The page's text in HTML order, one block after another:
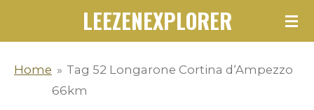
LEEZENEXPLORER
Home » Tag 52 Longarone Cortina d‘Ampezzo
66km